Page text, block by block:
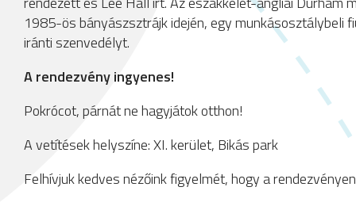
1985-ös bányászsztrájk idején, egy munkásosztálybeli
iránti szenvedélyt.
A rendezvény ingyenes!
Pokrócot, párnát ne hagyjátok otthon!
A vetítések helyszíne: XI. kerület, Bikás park
Felhívjuk kedves nézőink figyelmét, hogy a